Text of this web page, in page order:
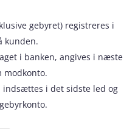
gebyret) registreres i
kunden.
i banken, angives i næste
modkonto.
indsættes i det sidste led og